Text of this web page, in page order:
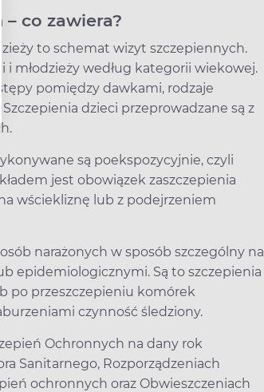
co zawiera?
to schemat wizyt szczepiennych.
młodzieży według kategorii wiekowej.
pomiędzy dawkami, rodzaje
dzieci przeprowadzane są z
są poekspozycyjnie, czyli
jest obowiązek zaszczepienia
wściekliznę lub z podejrzeniem
narażonych w sposób szczególny na
epidemiologicznymi. Są to szczepienia
po przeszczepieniu komórek
czynność śledziony.
Ochronnych na dany rok
Sanitarnego, Rozporządzeniach
ochronnych oraz Obwieszczeniach